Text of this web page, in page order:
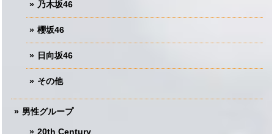
乃木坂46
櫻坂46
日向坂46
その他
男性グループ
20th Century